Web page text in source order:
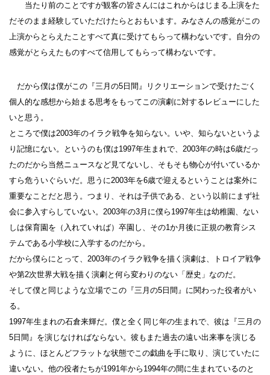
当たり前のことですが観客の皆さんにはこれからはじまる上演をた
だそのまま経験していただけたらとおもいます。みなさんの感覚がこの
上演からとらえたことすべて真に受けてもらって構わないです。自分の
感覚がとらえたものすべて信用してもらって構わないです。
だから僕は僕がこの『三月の5日間』リクリエーションで受けたごく
個人的な感想から始まる思考をもってこの演劇に対するレビューにした
いと思う。
ところで僕は2003年のイラク戦争を知らない。いや、知らないというよ
り記憶にない。というのも僕は1997年生まれで、2003年の時は6歳だっ
たのだから当然ニュースなど見てないし、そもそも物心が付いているか
すら危ういぐらいだ。思うに2003年を6歳で迎えるということは案外に
重要なことだと思う。つまり、それは子供である、という以前にまず社
会に参入すらしていない。2003年の3月に僕ら1997年生は幼稚園、ない
しは保育園を（入れていれば）卒園し、その1か月後に正規の教育シス
テムである小学校に入学するのだから。
だから僕らにとって、2003年のイラク戦争を描く演劇は、トロイア戦争
や第2次世界大戦を描く演劇と何ら変わりのない「歴史」なのだ。
そして僕と同じような立場でこの『三月の5日間』に関わった役者がい
る。
1997年生まれの石倉来輝だ。僕と全く同じ年の生まれで、彼は『三月の
5日間』を演じなければならない。彼もまた過去の遠い出来事を演じる
ように、ほとんどフラットな状態でこの戯曲を手に取り、演じていたに
違いない。他の役者たちが1991年から1994年の間に生まれているのと